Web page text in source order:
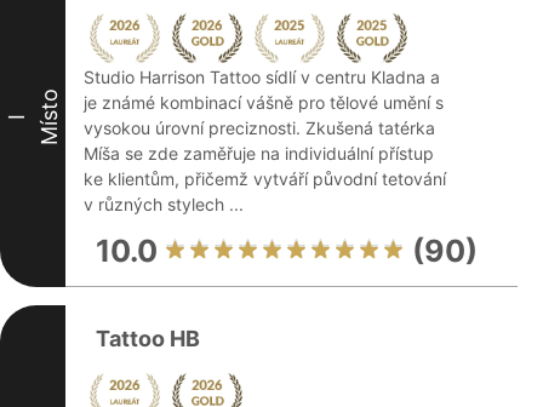
I Místo
Studio Harrison Tattoo sídlí v centru Kladna a
je známé kombinací vášně pro tělové umění s
vysokou úrovní preciznosti. Zkušená tatérka
Míša se zde zaměřuje na individuální přístup
ke klientům, přičemž vytváří původní tetování
v různých stylech ...
10.0 (90)
Tattoo HB